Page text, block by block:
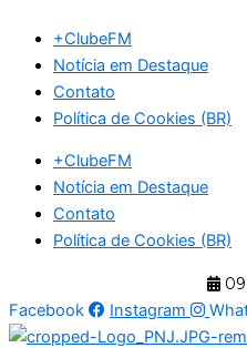
para
conteúdo
+ClubeFM
Notícia em Destaque
Contato
Política de Cookies (BR)
+ClubeFM
Notícia em Destaque
Contato
Política de Cookies (BR)
Facebook
Instagram